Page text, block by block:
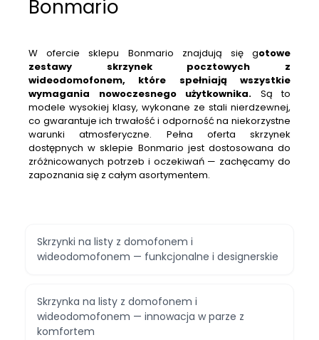
Bonmario
W ofercie sklepu Bonmario znajdują się gotowe
zestawy skrzynek pocztowych z
wideodomofonem, które spełniają wszystkie
wymagania nowoczesnego użytkownika. Są to
modele wysokiej klasy, wykonane ze stali nierdzewnej,
co gwarantuje ich trwałość i odporność na niekorzystne
warunki atmosferyczne. Pełna oferta skrzynek
dostępnych w sklepie Bonmario jest dostosowana do
zróżnicowanych potrzeb i oczekiwań — zachęcamy do
zapoznania się z całym asortymentem.
Skrzynki na listy z domofonem i
wideodomofonem — funkcjonalne i designerskie
Skrzynka na listy z domofonem i
wideodomofonem — innowacja w parze z
komfortem